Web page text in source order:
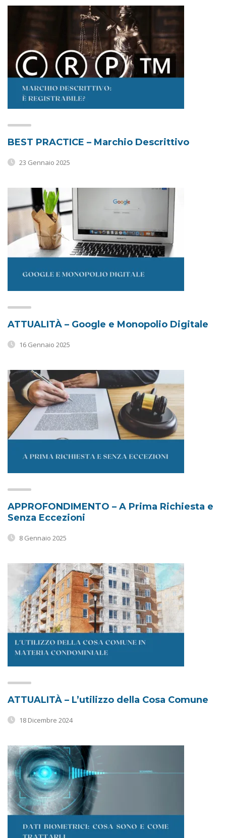
BEST PRACTICE – Marchio Descrittivo
23 Gennaio 2025
ATTUALITÀ – Google e Monopolio Digitale
16 Gennaio 2025
APPROFONDIMENTO – A Prima Richiesta e
Senza Eccezioni
8 Gennaio 2025
ATTUALITÀ – L’utilizzo della Cosa Comune
18 Dicembre 2024